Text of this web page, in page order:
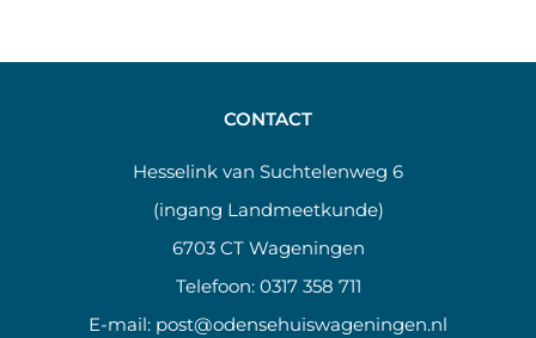
CONTACT
Hesselink van Suchtelenweg 6
(ingang Landmeetkunde)
6703 CT Wageningen
Telefoon: 0317 358 711
E-mail: post@odensehuiswageningen.nl